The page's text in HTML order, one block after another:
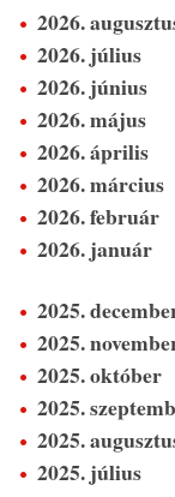
2026.
2026. július
2026. június
2026. május
2026. április
2026. március
2026. február
2026. január
2025.
2025.
2025. október
2025.
2025.
2025. július